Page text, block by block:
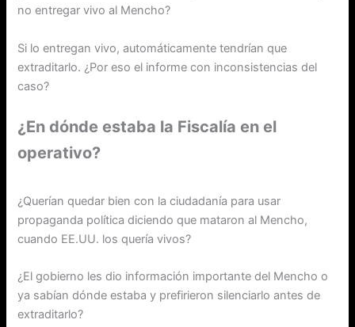
no entregar vivo al Mencho?
Si lo entregan vivo, automáticamente tendrían que
extraditarlo. ¿Por eso el informe con inconsistencias del
caso?
¿En dónde estaba la Fiscalía en el
operativo?
¿Querían quedar bien con la ciudadanía para usar
propaganda política diciendo que mataron al Mencho,
cuando EE.UU. los quería vivos?
¿El gobierno les dio información importante del Mencho o
ya sabían dónde estaba y prefirieron silenciarlo antes de
extraditarlo?